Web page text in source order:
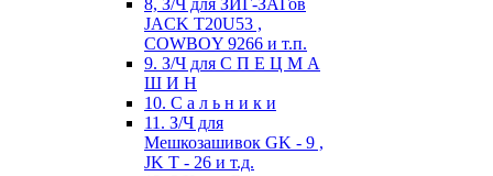
8, З/Ч для ЗИГ-ЗАГов
JACK Т20U53 ,
COWBOY 9266 и т.п.
9. З/Ч для С П Е Ц М А
Ш И Н
10. С а л ь н и к и
11. З/Ч для
Мешкозашивок GK - 9 ,
JK T - 26 и т.д.